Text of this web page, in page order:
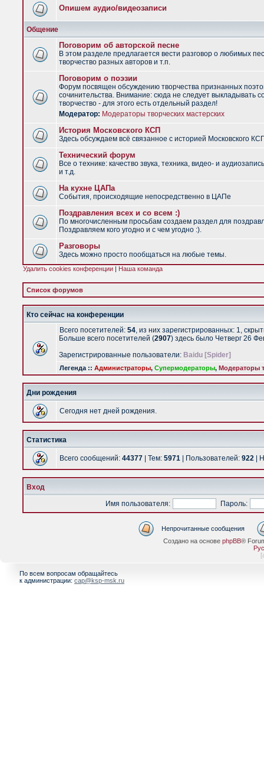
Опишем аудио/видеозаписи
Общение
Поговорим об авторской песне
В этом разделе предлагается вести разговор о любимых
творчество разных авторов и т.п.
Поговорим о поэзии
Форум посвящен обсуждению творчества признанных
сочинительства. Внимание: сюда не следует выкладывать
творчество - для этого есть отдельный раздел!
Модератор: Модераторы творческих мастерских
История Московского КСП
Здесь обсуждаем всё связанное с историей Московского
Технический форум
Все о технике: качество звука, техника, видео- и
и т.д.
На кухне ЦАПа
События, происходящие непосредственно в ЦАПе
Поздравления всех и со всем :)
По многочисленным просьбам создаем раздел для
Поздравляем кого угодно и с чем угодно :).
Разговоры
Здесь можно просто пообщаться на любые темы.
Удалить cookies конференции | Наша команда
Список форумов
Кто сейчас на конференции
Всего посетителей: 54, из них зарегистрированных: 1,
Больше всего посетителей (2907) здесь было Четверг 26
Зарегистрированные пользователи: Baidu [Spider]
Легенда :: Администраторы, Супермодераторы, Модераторы
Дни рождения
Сегодня нет дней рождения.
Статистика
Всего сообщений: 44377 | Тем: 5971 | Пользователей: 922 |
Вход
Имя пользователя:
Пароль:
Непрочитанные сообщения
Создано на основе phpBB®
[
По всем вопросам обращайтесь
к администрации: cap@ksp-msk.ru